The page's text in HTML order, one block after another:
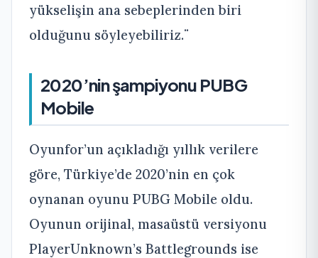
yükselişin ana sebeplerinden biri
olduğunu söyleyebiliriz.¨
2020’nin şampiyonu PUBG
Mobile
Oyunfor’un açıkladığı yıllık verilere
göre, Türkiye’de 2020’nin en çok
oynanan oyunu PUBG Mobile oldu.
Oyunun orijinal, masaüstü versiyonu
PlayerUnknown’s Battlegrounds ise